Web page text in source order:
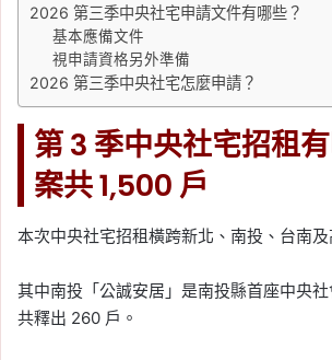
2026 第三季中央社宅申請文件有哪些？
基本應備文件
視申請資格另外準備
2026 第三季中央社宅怎麼申請？
第 3 季中央社宅招租
案共 1,500 戶
本次中央社宅招租橫跨新北、南投、台南及
其中南投「公誠安居」是南投縣首座中央
共釋出 260 戶。